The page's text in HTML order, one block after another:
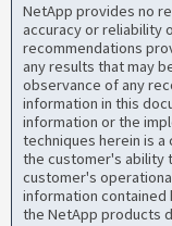
NetApp provides no
accuracy or reliability
recommendations
any results that may
observance of any
information in this
information or the
techniques herein is
the customer's ability
customer's
information contained
the NetApp products